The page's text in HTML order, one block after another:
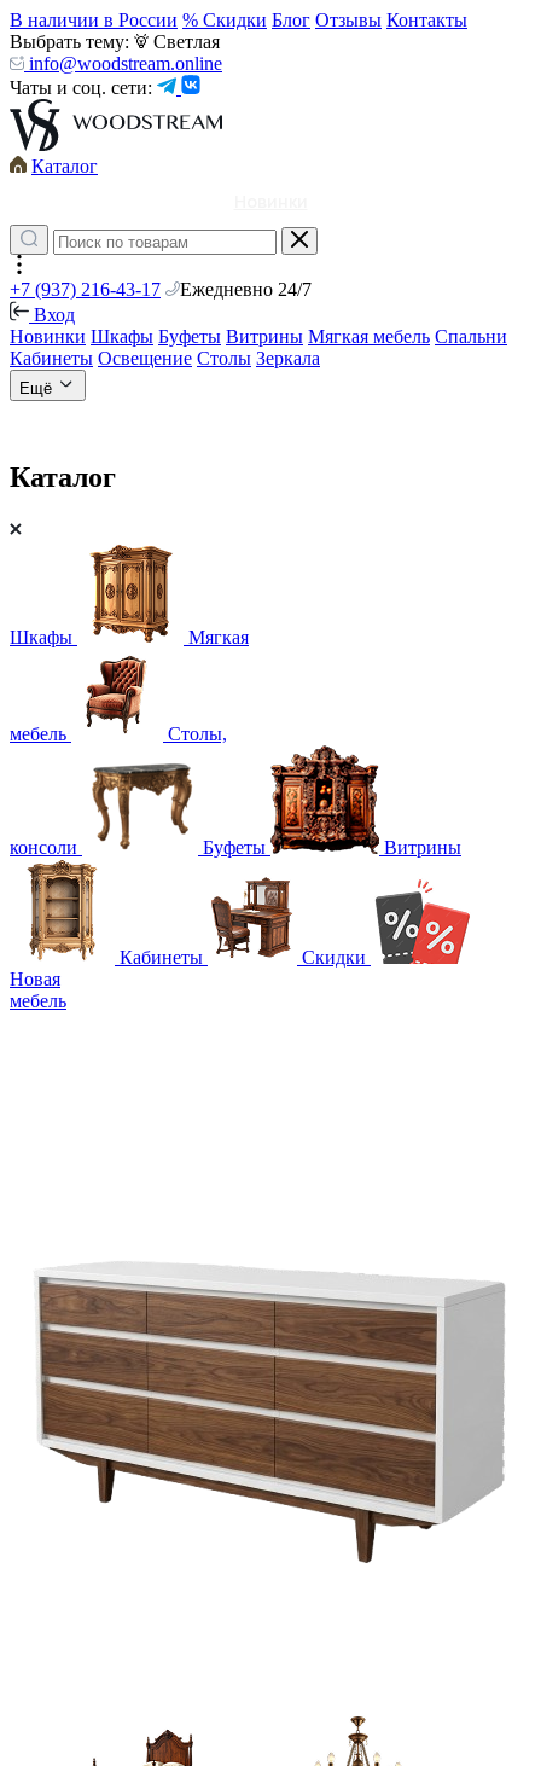
В наличии в России % Скидки Блог Отзывы Контакты
Выбрать тему:
Светлая
info@woodstream.online
Чаты и соц. сети:
Каталог
+7 (937) 216-43-17
Ежедневно 24/7
Вход
Новинки Шкафы Буфеты Витрины Мягкая мебель Спальни
Кабинеты Освещение Столы Зеркала
Ещё
Каталог
Шкафы Мягкая
мебель Столы,
консоли Буфеты Витрины
Кабинеты
Скидки
Новая
мебель